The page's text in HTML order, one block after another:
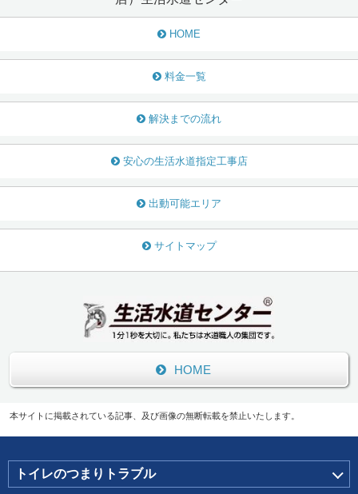
HOME
料金一覧
解決までの流れ
安心の生活水道指定工事店
出動可能エリア
サイトマップ
HOME
本サイトに掲載されている記事、及び画像の無断転載を禁止いたします。
トイレのつまりトラブル